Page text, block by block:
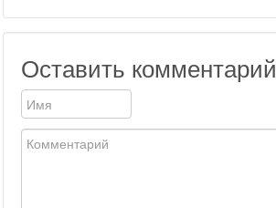
Оставить комментарий